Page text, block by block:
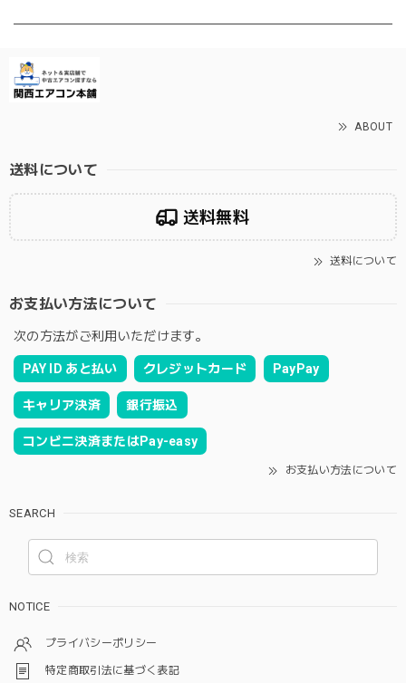
ABOUT
送料について
送料無料
送料について
お支払い方法について
次の方法がご利用いただけます。
PAY ID あと払い クレジットカード PayPay
キャリア決済 銀行振込
コンビニ決済またはPay-easy
お支払い方法について
SEARCH
NOTICE
プライバシーポリシー
特定商取引法に基づく表記